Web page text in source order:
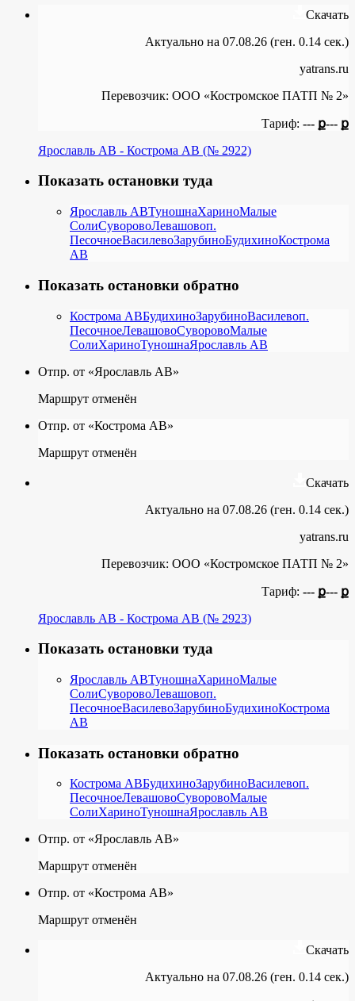
Скачать
Актуально на 07.08.26 (ген. 0.14 сек.)
yatrans.ru
Перевозчик: ООО «Костромское ПАТП № 2»
Тариф: --- ք--- ք
Ярославль АВ - Кострома АВ (№ 2922)
Показать остановки туда
Ярославль АВТуношнаХариноМалые
СолиСуворовоЛевашовоп.
ПесочноеВасилевоЗарубиноБудихиноКострома
АВ
Показать остановки обратно
Кострома АВБудихиноЗарубиноВасилевоп.
ПесочноеЛевашовоСуворовоМалые
СолиХариноТуношнаЯрославль АВ
Отпр. от «Ярославль АВ»
Маршрут отменён
Отпр. от «Кострома АВ»
Маршрут отменён
Скачать
Актуально на 07.08.26 (ген. 0.14 сек.)
yatrans.ru
Перевозчик: ООО «Костромское ПАТП № 2»
Тариф: --- ք--- ք
Ярославль АВ - Кострома АВ (№ 2923)
Показать остановки туда
Ярославль АВТуношнаХариноМалые
СолиСуворовоЛевашовоп.
ПесочноеВасилевоЗарубиноБудихиноКострома
АВ
Показать остановки обратно
Кострома АВБудихиноЗарубиноВасилевоп.
ПесочноеЛевашовоСуворовоМалые
СолиХариноТуношнаЯрославль АВ
Отпр. от «Ярославль АВ»
Маршрут отменён
Отпр. от «Кострома АВ»
Маршрут отменён
Скачать
Актуально на 07.08.26 (ген. 0.14 сек.)